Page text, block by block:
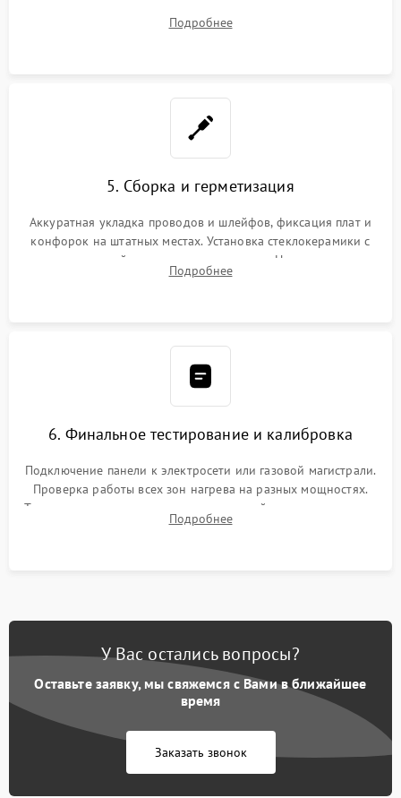
дорожек. Очистка контактов и замена поврежденной
Подробнее
5. Сборка и герметизация
Аккуратная укладка проводов и шлейфов, фиксация плат и
конфорок на штатных местах. Установка стеклокерамики с
проверкой равномерности зазоров. Нанесение
термостойкого герметика или укладка уплотнительной
Подробнее
6. Финальное тестирование и калибровка
Подключение панели к электросети или газовой магистрали.
Проверка работы всех зон нагрева на разных мощностях.
Тестирование сенсорного управления, таймера, индикаторов
остаточного тепла и систем защиты от перегрева.
Подробнее
У Вас остались вопросы?
Оставьте заявку, мы свяжемся с Вами в ближайшее
время
Заказать звонок